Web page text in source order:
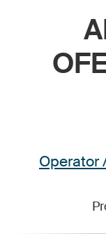
Operator